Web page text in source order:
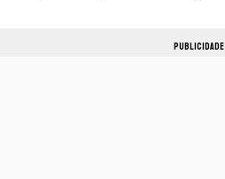
PUBLICIDADE